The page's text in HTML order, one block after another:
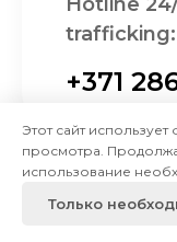
trafficking:
+371
Этот сайт
просмотра.
использование
Только